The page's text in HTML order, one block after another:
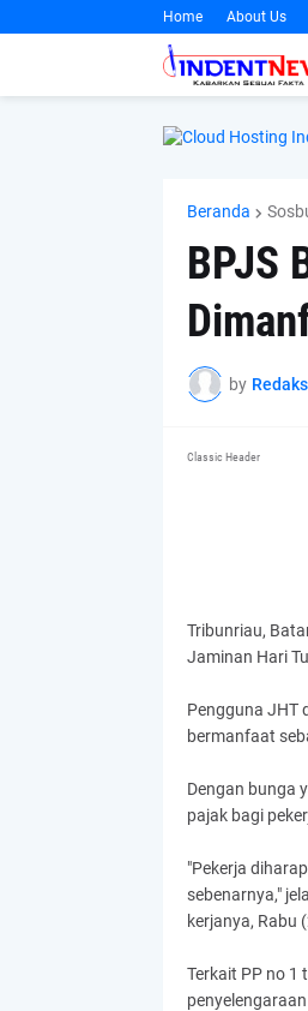
Home About Us
Beranda
BPJS
by
Classic Header
Tribunriau,
Jaminan Hari
Pengguna JHT
bermanfaat
Dengan bunga
pajak bagi
"Pekerja
sebenarnya,"
kerjanya, Rabu
Terkait PP no